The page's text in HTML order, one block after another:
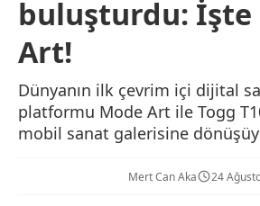
buluşturdu: İşte
Art!
Dünyanın ilk çevrim içi dijital
platformu Mode Art ile Togg
mobil sanat galerisine
Mert Can Aka 24